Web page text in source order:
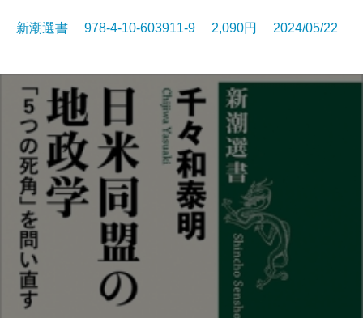
新潮選書 978-4-10-603911-9 2,090円 2024/05/22